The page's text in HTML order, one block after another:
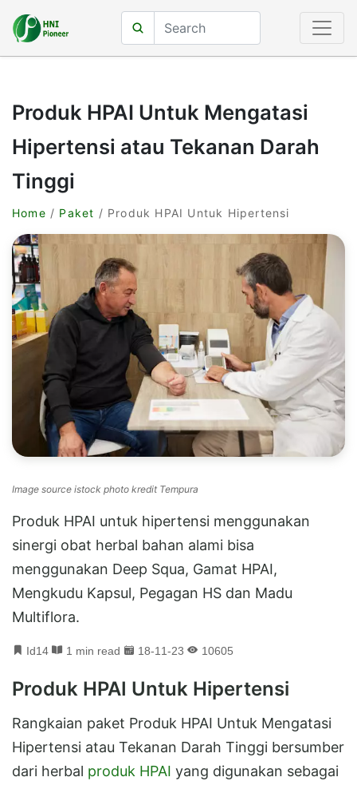
Produk HPAI Untuk Mengatasi
Hipertensi atau Tekanan Darah
Tinggi
Home / Paket / Produk HPAI Untuk Hipertensi
Image source istock photo kredit Tempura
Produk HPAI untuk hipertensi menggunakan
sinergi obat herbal bahan alami bisa
menggunakan Deep Squa, Gamat HPAI,
Mengkudu Kapsul, Pegagan HS dan Madu
Multiflora.
Id14 1 min read 18-11-23 10605
Produk HPAI Untuk Hipertensi
Rangkaian paket Produk HPAI Untuk Mengatasi
Hipertensi atau Tekanan Darah Tinggi bersumber
dari herbal produk HPAI yang digunakan sebagai